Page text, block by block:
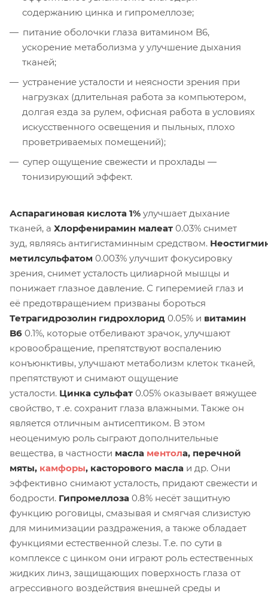
содержанию цинка и гипромеллозе;
питание оболочки глаза витамином B6,
ускорение метаболизма у улучшение дыхания
тканей;
устранение усталости и неясности зрения при
нагрузках (длительная работа за компьютером,
долгая езда за рулем, офисная работа в условиях
искусственного освещения и пыльных, плохо
проветриваемых помещений);
супер ощущение свежести и прохлады ―
тонизирующий эффект.
Аспарагиновая кислота 1% улучшает дыхание
тканей, а Хлорфенирамин малеат 0.03% снимет
зуд, являясь антигистаминным средством. Н
метилсульфатом 0.003% улучшит фокусировку
зрения, снимет усталость цилиарной мышцы и
понижает глазное давление. С гиперемией глаз и
её предотвращением призваны бороться
Тетрагидрозолин гидрохлорид 0.05% и витамин
B6 0.1%, которые отбеливают зрачок, улучшают
кровообращение, препятствуют воспалению
конъюнктивы, улучшают метаболизм клеток тканей,
препятствуют и снимают ощущение
усталости. Цинка сульфат 0.05% оказывает вяжущее
свойство, т .е. сохранит глаза влажными. Также он
является отличным антисептиком. В этом
неоценимую роль сыграют дополнительные
вещества, в частности масла ментола, перечной
мяты, камфоры, касторового масла и др. Они
эффективно снимают усталость, придают свежести и
бодрости. Гипромеллоза 0.8% несёт защитную
функцию роговицы, смазывая и смягчая слизистую
для минимизации раздражения, а также обладает
функциями естественной слезы. Т.е. по сути в
комплексе с цинком они играют роль естественных
жидких линз, защищающих поверхность глаза от
агрессивного воздействия внешней среды и